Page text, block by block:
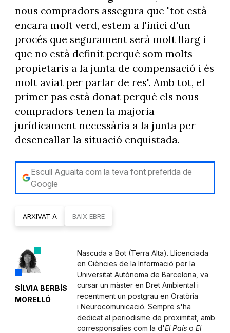
nous compradors assegura que "tot està
encara molt verd, estem a l'inici d'un
procés que segurament serà molt llarg i
que no està definit perquè som molts
propietaris a la junta de compensació i és
molt aviat per parlar de res". Amb tot, el
primer pas està donat perquè els nous
compradors tenen la majoria
jurídicament necessària a la junta per
desencallar la situació enquistada.
Escull Aguaita com la teva font preferida de
Google
ARXIVAT A BAIX EBRE
SÍLVIA BERBÍS
MORELLÓ
Nascuda a Bot (Terra Alta). Llicenciada
en Ciències de la Informació per la
Universitat Autònoma de Barcelona, va
cursar un màster en Dret Ambiental i
recentment un postgrau en Oratòria
i Neurocomunicació. Sempre s'ha
dedicat al periodisme de proximitat, amb
corresponsalies com la d'El Paíso El